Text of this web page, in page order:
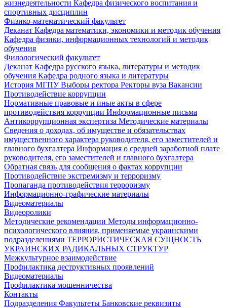
жизнедеятельности Кафедра физического воспитания и
спортивных дисциплин
Физико-математический факультет
Деканат Кафедра математики, экономики и методик обучения
Кафедра физики, информационных технологий и методик
обучения
Филологический факультет
Деканат Кафедра русского языка, литературы и методик
обучения Кафедра родного языка и литературы
История МГПУВыборы ректора Ректоры вуза Вакансии
Противодействие коррупции
Нормативные правовые и иные акты в сфере
противодействия коррупции Информационные письма
Антикоррупционная экспертиза Методические материалы
Сведения о доходах, об имуществе и обязательствах
имущественного характера руководителя, его заместителей и
главного бухгалтера Информация о средней заработной плате
руководителя, его заместителей и главного бухгалтера
Обратная связь для сообщения о фактах коррупции
Противодействие экстремизму и терроризму
Пропаганда противодействия терроризму
Информационно-графические материалы
Видеоматериалы
Видеоролики
Методические рекомендации Методы информационно-
психологического влияния, применяемые украинскими
подразделениями ТЕРРОРИСТИЧЕСКАЯ СУЩНОСТЬ
УКРАИНСКИХ РАДИКАЛЬНЫХ СТРУКТУР
Межкультурное взаимодействие
Профилактика деструктивных проявлений
Видеоматериалы
Профилактика мошенничества
Контакты
Подразделения Факультеты Банковские реквизиты